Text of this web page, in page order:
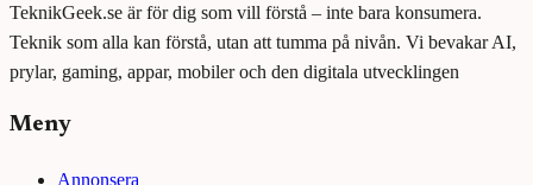
TeknikGeek.se är för dig som vill förstå – inte bara konsumera.
Teknik som alla kan förstå, utan att tumma på nivån. Vi bevakar AI,
prylar, gaming, appar, mobiler och den digitala utvecklingen
Meny
Annonsera